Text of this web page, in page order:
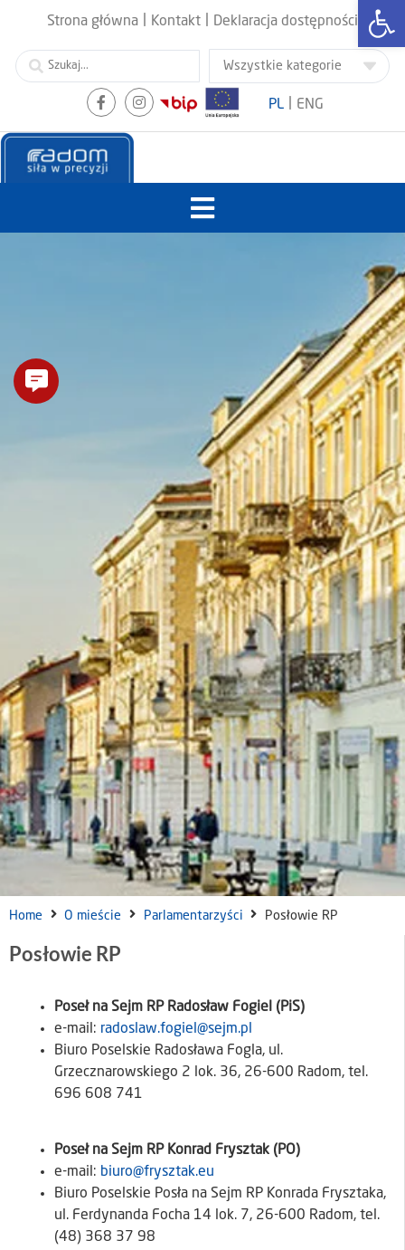
Strona główna Kontakt Deklaracja dostępności
PL ENG
Home O mieście Parlamentarzyści Posłowie RP
Posłowie RP
Poseł na Sejm RP Radosław Fogiel (PiS)
e-mail: radoslaw.fogiel@sejm.pl
Biuro Poselskie Radosława Fogla, ul.
Grzecznarowskiego 2 lok. 36, 26-600 Radom, tel.
696 608 741
Poseł na Sejm RP Konrad Frysztak (PO)
e-mail: biuro@frysztak.eu
Biuro Poselskie Posła na Sejm RP Konrada Frysztaka,
ul. Ferdynanda Focha 14 lok. 7, 26-600 Radom, tel.
(48) 368 37 98